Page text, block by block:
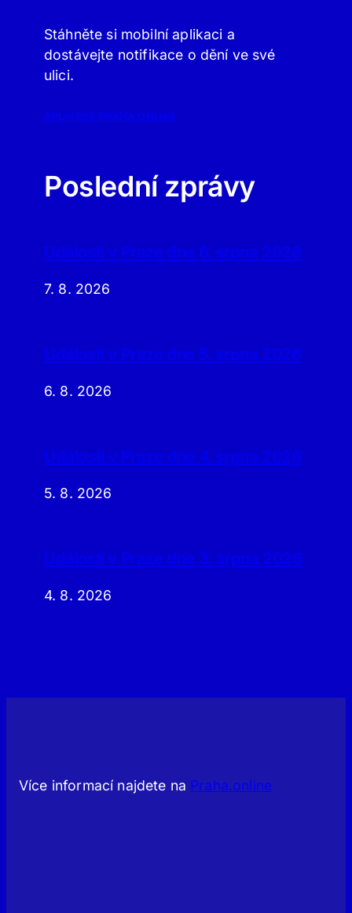
Stáhněte si mobilní aplikaci a
dostávejte notifikace o dění ve své
ulici.
APLIKACE PRAHA.ONLINE
Poslední zprávy
Události v Praze dne 6. srpna 2026
7. 8. 2026
Události v Praze dne 5. srpna 2026
6. 8. 2026
Události v Praze dne 4. srpna 2026
5. 8. 2026
Události v Praze dne 3. srpna 2026
4. 8. 2026
Více informací najdete na Praha.online